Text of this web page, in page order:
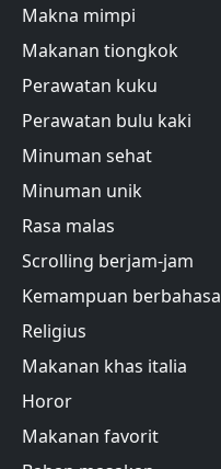
Makna mimpi
Makanan tiongkok
Perawatan kuku
Perawatan bulu kaki
Minuman sehat
Minuman unik
Rasa malas
Scrolling berjam-jam
Kemampuan berbahasa
Religius
Makanan khas italia
Horor
Makanan favorit